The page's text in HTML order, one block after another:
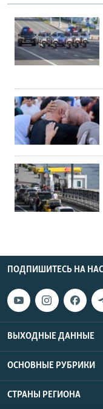
ПОДПИШИТЕСЬ НА
ВЫХОДНЫЕ ДАННЫЕ
ОСНОВНЫЕ РУБРИКИ
СТРАНЫ РЕГИОНА